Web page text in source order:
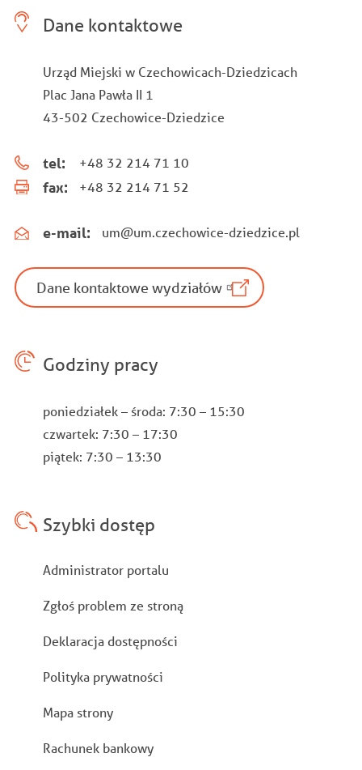
Dane kontaktowe
Urząd Miejski w Czechowicach-Dziedzicach
Plac Jana Pawła II 1
43-502 Czechowice-Dziedzice
tel: +48 32 214 71 10
fax: +48 32 214 71 52
e-mail: um@um.czechowice-dziedzice.pl
Dane kontaktowe wydziałów
Godziny pracy
poniedziałek – środa: 7:30 – 15:30
czwartek: 7:30 – 17:30
piątek: 7:30 – 13:30
Szybki dostęp
Stopka
Administrator portalu
Zgłoś problem ze stroną
Deklaracja dostępności
Polityka prywatności
Mapa strony
Rachunek bankowy